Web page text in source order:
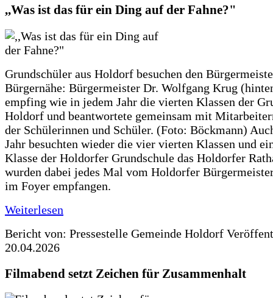
,,Was ist das für ein Ding auf der Fahne?"
Grundschüler aus Holdorf besuchen den
Bürgernähe: Bürgermeister Dr. Wolfgang Krug
empfing wie in jedem Jahr die vierten Klassen der
Holdorf und beantwortete gemeinsam mit
der Schülerinnen und Schüler. (Foto: Böckmann)
Jahr besuchten wieder die vier vierten Klassen und
Klasse der Holdorfer Grundschule das Holdorfer
wurden dabei jedes Mal vom Holdorfer
im Foyer empfangen.
Weiterlesen
Bericht von: Pressestelle Gemeinde Holdorf
20.04.2026
Filmabend setzt Zeichen für Zusammenhalt